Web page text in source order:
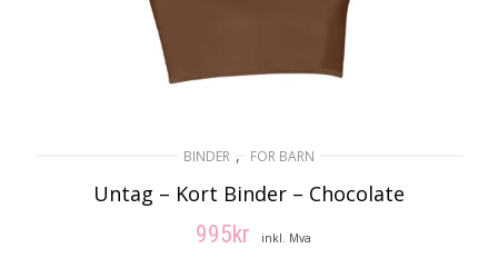
BINDER , FOR BARN
Untag – Kort Binder – Chocolate
995kr inkl. Mva